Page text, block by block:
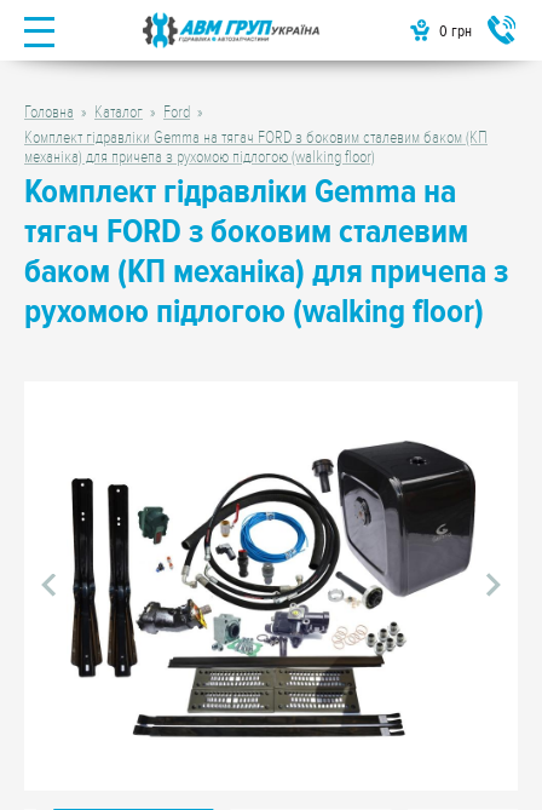
0 грн
Головна Каталог
Ford
Комплект гідравліки Gemma на тягач FORD з боковим сталевим баком (КП
механіка) для причепа з рухомою підлогою (walking floor)
Комплект гідравліки Gemma на
тягач FORD з боковим сталевим
баком (КП механіка) для причепа з
рухомою підлогою (walking floor)